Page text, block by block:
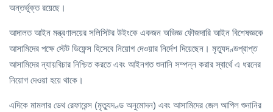
অন্তর্ভুক্ত রয়েছে।
আদালত আইন মন্ত্রণালয়ের সলিসিটর উইংকে একজন অভিজ্ঞ ফৌজদারি আইন বিশেষজ্ঞকে
আসামিদের পক্ষে স্টেট ডিফেন্স হিসেবে নিয়োগ দেওয়ার নির্দেশ দিয়েছেন। মৃত্যুদণ্ডপ্রাপ্ত
আসামিদের ন্যায়বিচার নিশ্চিত করতে এবং আইনগত শুনানি সম্পন্ন করার স্বার্থে এ ধরনের
নিয়োগ দেওয়া হয়ে থাকে।
এদিকে মামলার ডেথ রেফারেন্স (মৃত্যুদণ্ড অনুমোদন) এবং আসামিদের জেল আপিল শুনানির